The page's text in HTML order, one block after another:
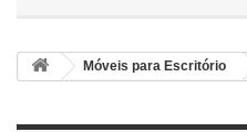
Móveis para Escritório